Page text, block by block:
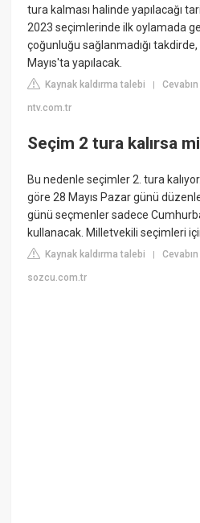
tura kalması halinde yapılacağı
2023 seçimlerinde ilk oylamada
çoğunluğu sağlanmadığı
Mayıs'ta yapılacak.
Kaynak kaldırma talebi |
ntv.com.tr
Seçim 2 tura kalırsa
Bu nedenle seçimler 2. tura
göre 28 Mayıs Pazar günü
günü seçmenler sadece
kullanacak. Milletvekili seçimleri
Kaynak kaldırma talebi |
sozcu.com.tr